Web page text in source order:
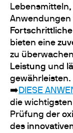
Anwendungen
bieten eine
zu
Leistung und
gewährleisten.
➡️ DIESE
die
Prüfung der
des